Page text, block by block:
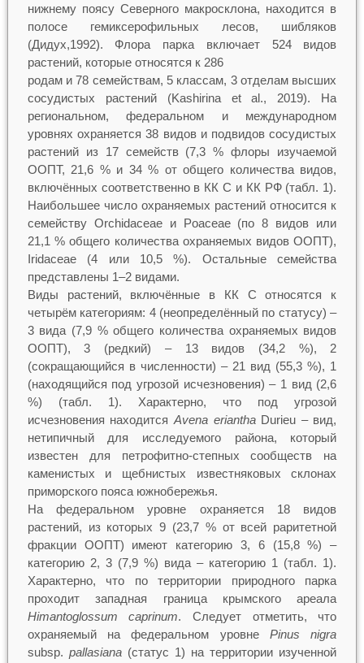
нижнему поясу Северного макросклона, находится в
полосе гемиксерофильных лесов, шибляков
(Дидух,1992). Флора парка включает 524 видов
растений, которые относятся к 286
родам и 78 семействам, 5 классам, 3 отделам высших
сосудистых растений (Kashirina et al., 2019). На
региональном, федеральном и международном
уровнях охраняется 38 видов и подвидов сосудистых
растений из 17 семейств (7,3 % флоры изучаемой
ООПТ, 21,6 % и 34 % от общего количества видов,
включённых соответственно в КК С и КК РФ (табл. 1).
Наибольшее число охраняемых растений относится к
семейству Orchidaceae и Poaceae (по 8 видов или
21,1 % общего количества охраняемых видов ООПТ),
Iridaceae (4 или 10,5 %). Остальные семейства
представлены 1–2 видами.
Виды растений, включённые в КК С относятся к
четырём категориям: 4 (неопределённый по статусу) –
3 вида (7,9 % общего количества охраняемых видов
ООПТ), 3 (редкий) – 13 видов (34,2 %), 2
(сокращающийся в численности) – 21 вид (55,3 %), 1
(находящийся под угрозой исчезновения) – 1 вид (2,6
%) (табл. 1). Характерно, что под угрозой
исчезновения находится Avena erianthaDurieu – вид,
нетипичный для исследуемого района, который
известен для петрофитно-степных сообществ на
каменистых и щебнистых известняковых склонах
приморского пояса южнобережья.
На федеральном уровне охраняется 18 видов
растений, из которых 9 (23,7 % от всей раритетной
фракции ООПТ) имеют категорию 3, 6 (15,8 %) –
категорию 2, 3 (7,9 %) вида – категорию 1 (табл. 1).
Характерно, что по территории природного парка
проходит западная граница крымского ареала
Himantoglossum
caprinum. Следует отметить, что
охраняемый на федеральном уровне Pinus
nigra
subsp. pallasiana(статус 1) на территории изученной